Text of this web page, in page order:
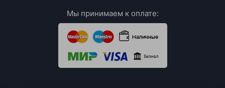
Мы принимаем к оплате: